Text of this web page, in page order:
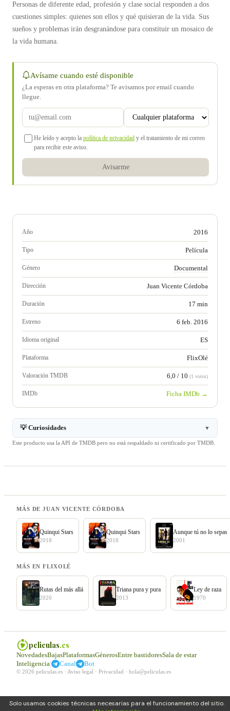
Solo usamos cookies técnicas necesarias para el funcionamiento del sitio.
Personas de diferente edad, profesión y clase social responden a dos
cuestiones simples: quienes son ellos y qué quisieran de la vida. Sus
sueños y problemas irán desgranándose para constituir un mosaico de
la vida humana.
Avísame cuando esté disponible
¿La esperas en otra plataforma? Te avisamos por email cuando
llegue.
He leído y acepto la política de privacidad y el tratamiento de mi correo
para recibir este aviso.
Avisarme
Año 2016
Tipo Película
Género Documental
Dirección Juan Vicente Córdoba
Duración 17 min
Estreno 6 feb. 2016
Idioma original ES
Plataforma FlixOlé
Valoración TMDB 6,0 / 10 (1 votos)
IMDb Ficha IMDb →
💡 Curiosidades ▼
Este producto usa la API de TMDB pero no está respaldado ni certificado por TMDB.
MÁS DE JUAN VICENTE CÓRDOBA
Quinqui Stars
2018
Quinqui Stars
2018
Aunque tú no lo sepas
2001
MÁS EN FLIXOLÉ
Rutas del más allá
2020
Triana pura y pura
2013
Ley de raza
1970
peliculas.es
NovedadesBajasPlataformasGénerosEntre bastidoresSala de estar
Inteligencia| Canal Bot
© 2026 peliculas.es · Aviso legal · Privacidad · hola@peliculas.es